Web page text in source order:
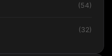
(54)
(32)